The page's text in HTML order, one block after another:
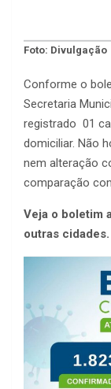
Foto: Divulgação
Conforme o
Secretaria
registrado 01
domiciliar. Não
nem alteração
comparação
Veja o boletim
outras cidades.